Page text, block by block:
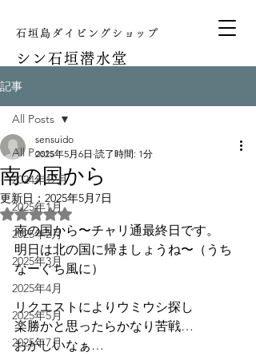
石垣島ダイビングショップ
シン石垣潜水堂
記事
All Posts
2024年12月
2025年1月
2025年2月
2025年3月
2025年4月
2025年5月
2025年7月
All Posts
南の国から
sensuido
2025年5月6日 読了時間: 1分
更新日： 2025年5月7日
5つ星のうちNaNと評価されています。
南の国から〜チャリ通最終日です。
明日は北の国に帰ましょうね〜（うち
なーぐち風に）
リクエストによりウミウシ探し
楽勝かと思ったらかなり苦戦…
おかしいなぁ…